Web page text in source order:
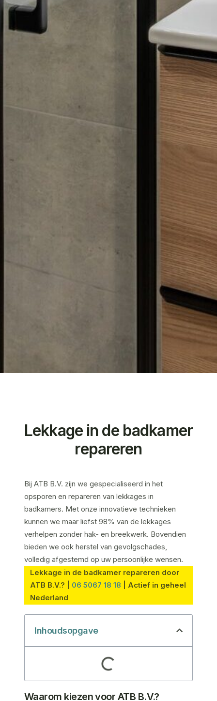
Lekkage in de badkamer
repareren
Bij ATB B.V. zijn we gespecialiseerd in het
opsporen en repareren van lekkages in
badkamers. Met onze innovatieve technieken
kunnen we maar liefst 98% van de lekkages
verhelpen zonder hak- en breekwerk. Bovendien
bieden we ook herstel van gevolgschades,
volledig afgestemd op uw persoonlijke wensen.
Lekkage in de badkamer repareren door
ATB B.V.? | 06 5067 18 18 | Actief in geheel
Nederland
Inhoudsopgave
Waarom kiezen voor ATB B.V.?